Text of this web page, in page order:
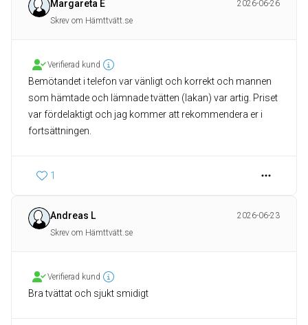
Margareta E
2026-06-26
Skrev om Hämttvätt.se
Verifierad kund
Bemötandet i telefon var vänligt och korrekt och mannen
som hämtade och lämnade tvätten (lakan) var artig. Priset
var fördelaktigt och jag kommer att rekommendera er i
fortsättningen.
1
Andreas L
2026-06-23
Skrev om Hämttvätt.se
Verifierad kund
Bra tvättat och sjukt smidigt